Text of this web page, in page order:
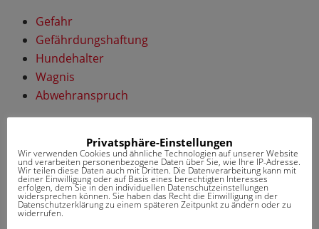
Gefahr
Gefährdungshaftung
Hundehalter
Wagnis
Abwehranspruch
BEITRAGSNAVIGATION
Vorvertragliche Anzeigepflicht Hotelkosten
Privatsphäre-Einstellungen
Wir verwenden Cookies und ähnliche Technologien auf unserer Website
und verarbeiten personenbezogene Daten über Sie, wie Ihre IP-Adresse.
Wir teilen diese Daten auch mit Dritten. Die Datenverarbeitung kann mit
deiner Einwilligung oder auf Basis eines berechtigten Interesses
erfolgen, dem Sie in den individuellen Datenschutzeinstellungen
widersprechen können. Sie haben das Recht die Einwilligung in der
Datenschutzerklärung zu einem späteren Zeitpunkt zu ändern oder zu
widerrufen.